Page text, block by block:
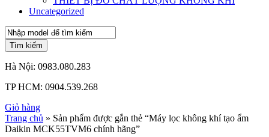
Uncategorized
Tìm kiếm
Hà Nội: 0983.080.283
TP HCM: 0904.539.268
Giỏ hàng
Trang chủ » Sản phẩm được gắn thẻ “Máy lọc không khí tạo ẩm
Daikin MCK55TVM6 chính hãng”